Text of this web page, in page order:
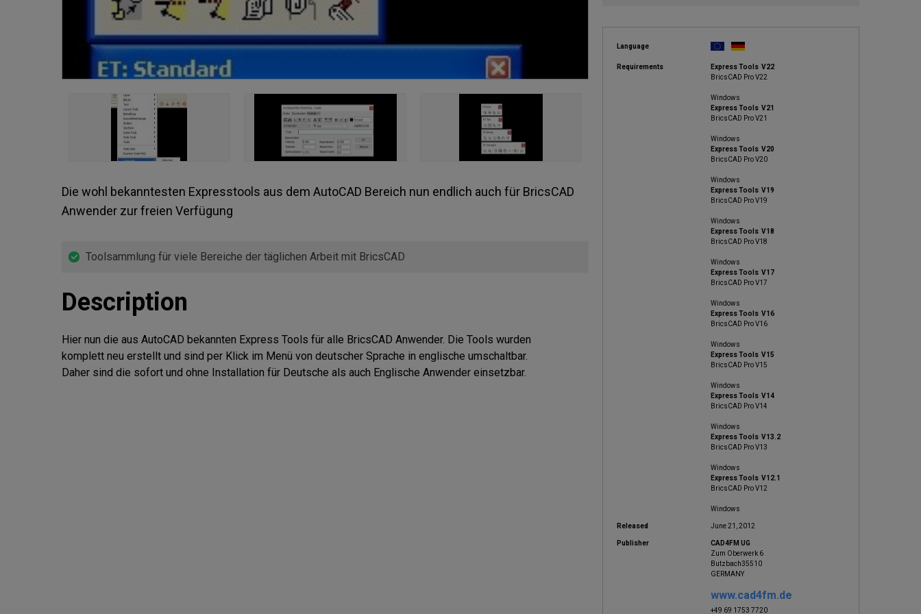
Die wohl bekanntesten Expresstools aus dem AutoCAD Bereich nun endlich auch für BricsCAD
Anwender zur freien Verfügung
Toolsammlung für viele Bereiche der täglichen Arbeit mit BricsCAD
Description
Hier nun die aus AutoCAD bekannten Express Tools für alle BricsCAD Anwender. Die Tools wurden
komplett neu erstellt und sind per Klick im Menü von deutscher Sprache in englische umschaltbar.
Daher sind die sofort und ohne Installation für Deutsche als auch Englische Anwender einsetzbar.
Language
Requirements
Express Tools V22
BricsCAD Pro V22
Windows
Express Tools V21
BricsCAD Pro V21
Windows
Express Tools V20
BricsCAD Pro V20
Windows
Express Tools V19
BricsCAD Pro V19
Windows
Express Tools V18
BricsCAD Pro V18
Windows
Express Tools V17
BricsCAD Pro V17
Windows
Express Tools V16
BricsCAD Pro V16
Windows
Express Tools V15
BricsCAD Pro V15
Windows
Express Tools V14
BricsCAD Pro V14
Windows
Express Tools V13.2
BricsCAD Pro V13
Windows
Express Tools V12.1
BricsCAD Pro V12
Windows
Released June 21, 2012
Publisher
CAD4FM UG
Zum Oberwerk 6
Butzbach35510
GERMANY
www.cad4fm.de
+49 69 1753 7720